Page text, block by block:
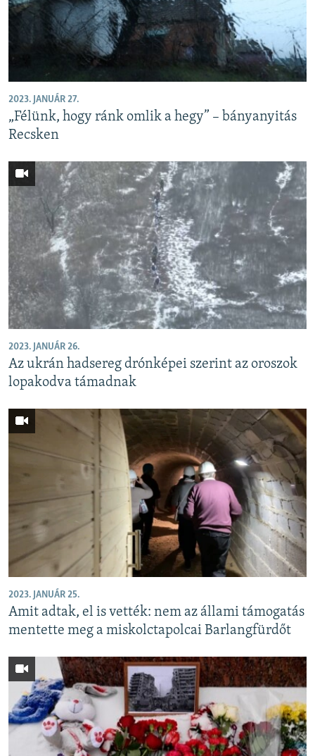
EURÓPAI UNIÓ
KLÍMAVÁLTOZÁS
KÖVESSEN MINKET!
Valamennyi RFE/RL weboldal
2023. JANUÁR 27.
„Félünk, hogy ránk omlik a hegy” – bányanyitás
Recsken
2023. JANUÁR 26.
Az ukrán hadsereg drónképei szerint az oroszok
lopakodva támadnak
2023. JANUÁR 25.
Amit adtak, el is vették: nem az állami támogatás
mentette meg a miskolctapolcai Barlangfürdőt